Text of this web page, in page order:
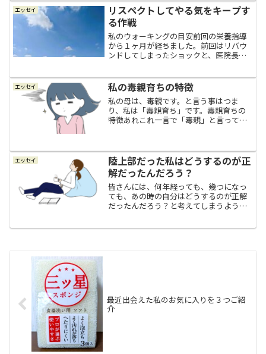
ので、終電で夜中の１時頃に帰宅とかは
日常茶飯事でしたし、なんだ...
エッセイ
リスペクトしてやる気をキープす
る作戦
私のウォーキングの目安前回の栄養指導
から１ヶ月が経ちました。前回はリバウ
ンドしてしまったショックと、医院長先
ても何も変わらないのでね（＾＾；そこ
から平日に週４日ペースで...
エッセイ 私の毒親育ちの特徴
私の母は、毒親です。と言う事はつま
り、私は「毒親育ち」です。毒親育ちの
特徴あれこれ一言で「毒親」と言って
複合型の毒親もいて、私の母も複合型の
毒親です。なので、一言で「毒...
エッセイ
陸上部だった私はどうするのが正
解だったんだろう？
皆さんには、何年経っても、幾つになっ
ても、あの時の自分はどうするのが正解
だったんだろう？と考えてしまうような
最近出会えた私のお気に入りを３つご紹
介